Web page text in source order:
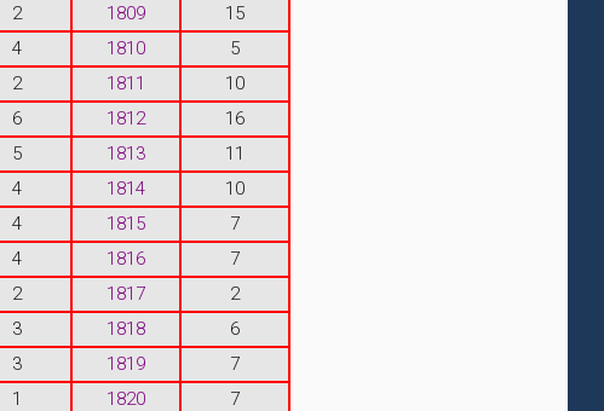
2 1809
15
4 1810
5
2 1811
10
6 1812
16
5 1813
11
4 1814
10
4 1815
7
4 1816
7
2 1817
2
3 1818
6
3 1819
7
1 1820
7